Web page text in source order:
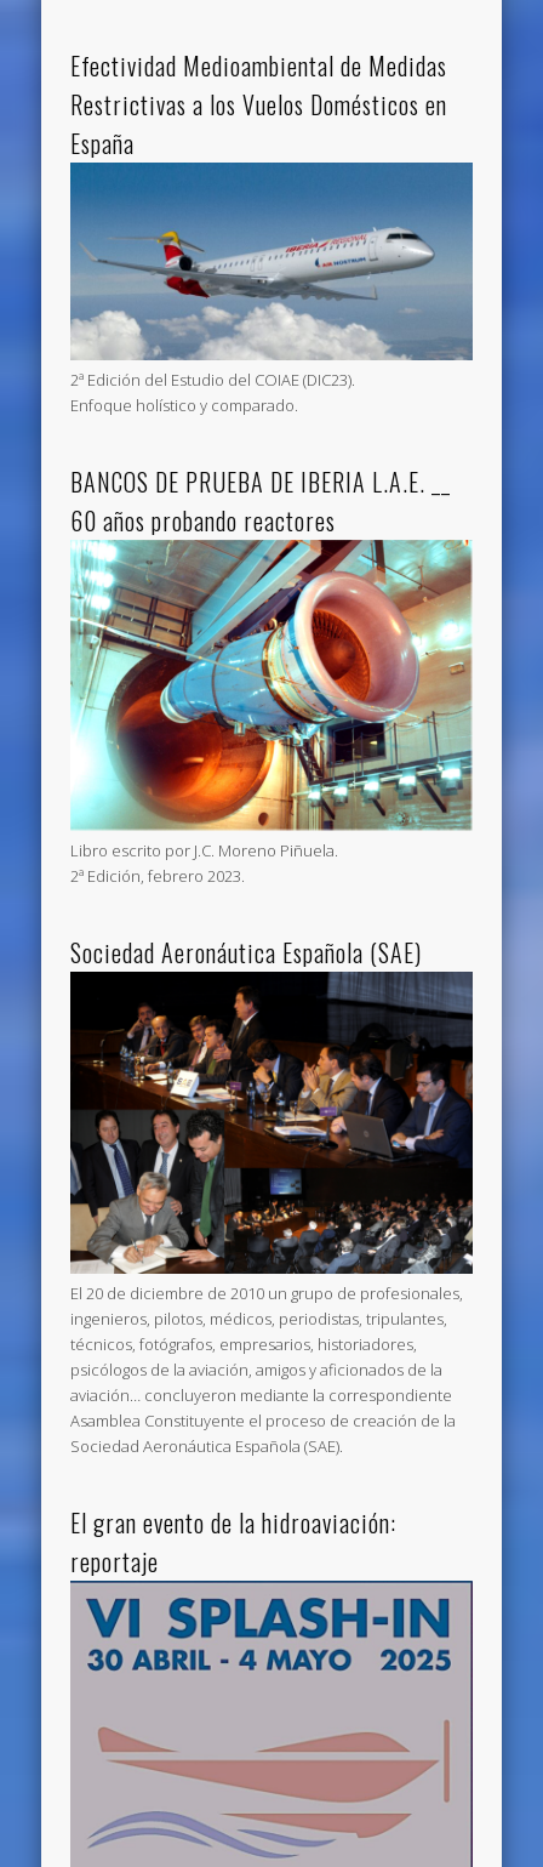
Efectividad Medioambiental de Medidas
Restrictivas a los Vuelos Domésticos en
España
2ª Edición del Estudio del COIAE (DIC23).
Enfoque holístico y comparado.
BANCOS DE PRUEBA DE IBERIA L.A.E. __
60 años probando reactores
Libro escrito por J.C. Moreno Piñuela.
2ª Edición, febrero 2023.
Sociedad Aeronáutica Española (SAE)
El 20 de diciembre de 2010 un grupo de profesionales,
ingenieros, pilotos, médicos, periodistas, tripulantes,
técnicos, fotógrafos, empresarios, historiadores,
psicólogos de la aviación, amigos y aficionados de la
aviación… concluyeron mediante la correspondiente
Asamblea Constituyente el proceso de creación de la
Sociedad Aeronáutica Española (SAE).
El gran evento de la hidroaviación:
reportaje